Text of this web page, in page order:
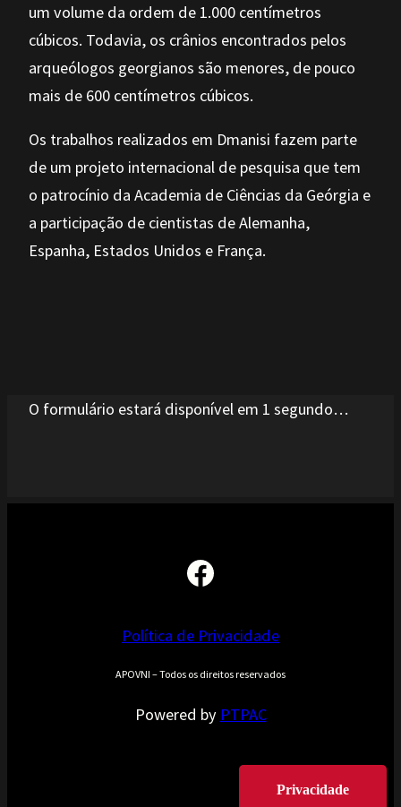
um volume da ordem de 1.000 centímetros
cúbicos. Todavia, os crânios encontrados pelos
arqueólogos georgianos são menores, de pouco
mais de 600 centímetros cúbicos.
Os trabalhos realizados em Dmanisi fazem parte
de um projeto internacional de pesquisa que tem
o patrocínio da Academia de Ciências da Geórgia e
a participação de cientistas de Alemanha,
Espanha, Estados Unidos e França.
O formulário estará disponível em 1 segundo…
Facebook
Política de Privacidade
APOVNI – Todos os direitos reservados
Powered by PTPAC
Privacidade